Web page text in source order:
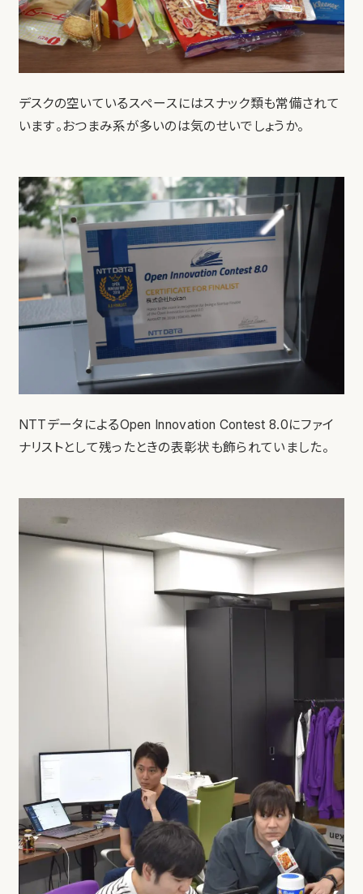
デスクの空いているスペースにはスナック類も常備されて
います。おつまみ系が多いのは気のせいでしょうか。
NTTデータによるOpen Innovation Contest 8.0にファイ
ナリストとして残ったときの表彰状も飾られていました。